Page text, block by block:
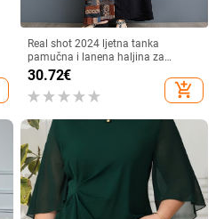
Real shot 2024 ljetna tanka
pamučna i lanena haljina za
mršavljenje s V-izrezom i kratkim
rukavima, kontrastnim šavovima,
crna duga ženska haljina
30.72€
add_shopping_cart